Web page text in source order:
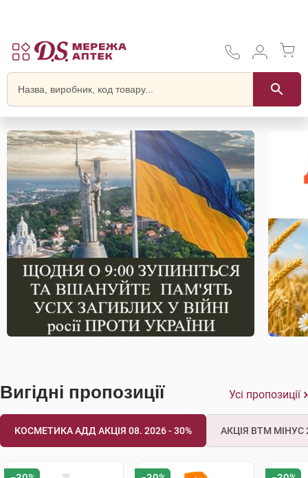
Вигідні пропозиції Усі пропозиції
КОСМЕТИКА АДД АКЦІЯ 08. 2026 - 30% АКЦІЯ ВТМ МІНУС